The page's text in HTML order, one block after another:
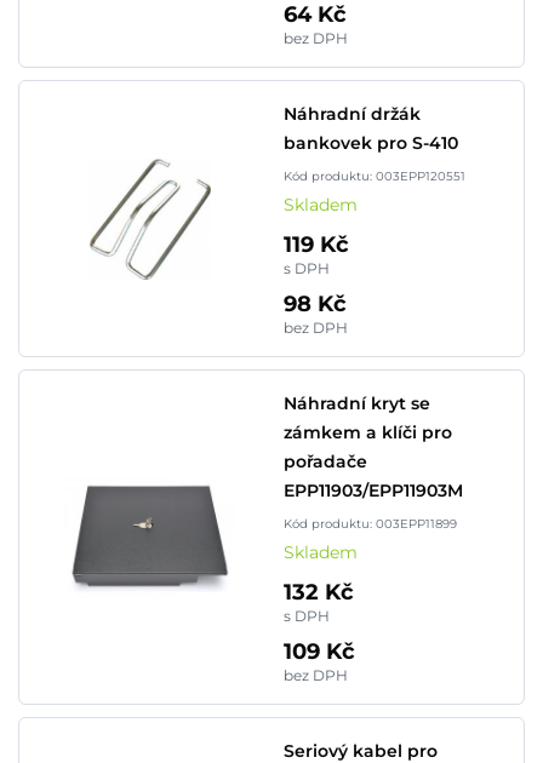
64 Kč
bez DPH
Náhradní držák
bankovek pro S-410
Kód produktu: 003EPP120551
Skladem
119 Kč
s DPH
98 Kč
bez DPH
Náhradní kryt se
zámkem a klíči pro
pořadače
EPP11903/EPP11903M
Kód produktu: 003EPP11899
Skladem
132 Kč
s DPH
109 Kč
bez DPH
Seriový kabel pro